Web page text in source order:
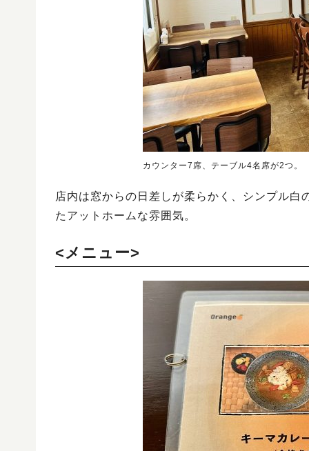
カウンター7席、テーブル4名席が2つ。
店内は窓からの日差しが柔らかく、シンプル
たアットホームな雰囲気。
<メニュー>